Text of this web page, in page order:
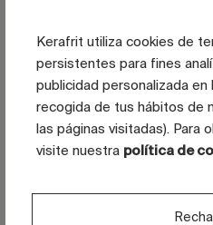
superficial
percibido
Kerafrit utiliza cookies de
persistentes para fines
publicidad personalizada en
recogida de tus hábitos de
las páginas visitadas). Para
visite nuestra política de